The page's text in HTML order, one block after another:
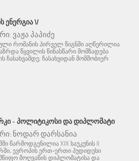
ᲔᲜᲔᲠᲒᲘᲐ V
ვაჟა პაპიძე
რომანის პირველ წიგნში აღწერილია
წყვილის წინასწარი მომზადება
ჩასახვამდე; ჩასახვიდან მომშობიერ
- ᲞᲝᲚᲘᲢᲘᲙᲝᲡᲘ ᲓᲐ ᲓᲘᲞᲚᲝᲛᲐᲢᲘ
ნოდარ დარსანია
წარმოდგენილია XIX საუკუნის II
ევროპის ერთ-ერთი პუდიდესი
მოღვაწის დიპლომატისა და